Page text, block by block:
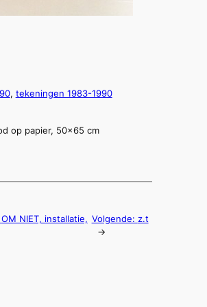
, tekeningen 1983-1990
op papier, 50×65 cm
OM NIET, installatie, Volgende: z.t
→